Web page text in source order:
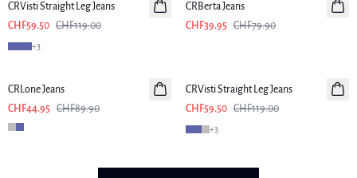
CRVisti Straight Leg Jeans
CHF59.50 CHF119.00
+3
CRBerta Jeans
CHF39.95 CHF79.90
CRLone Jeans
CHF44.95 CHF89.90
CRVisti Straight Leg Jeans
CHF59.50 CHF119.00
+3